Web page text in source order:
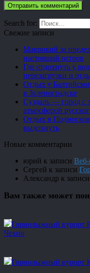
Search for:
Свежие записи
Маврикий за
настоящий остров
Где отдохнуть у
перезагрузки и
Отдых у
в Зеленоградске
Суздаль — город с
атмосферой
Отдых в
выдохнуть
Новые комментарии
юрий к записи Веб-
Сергей к записи
Александр к записи
Вам также может
Горнолыжный курорт
Чехии
Горнолыжный курорт